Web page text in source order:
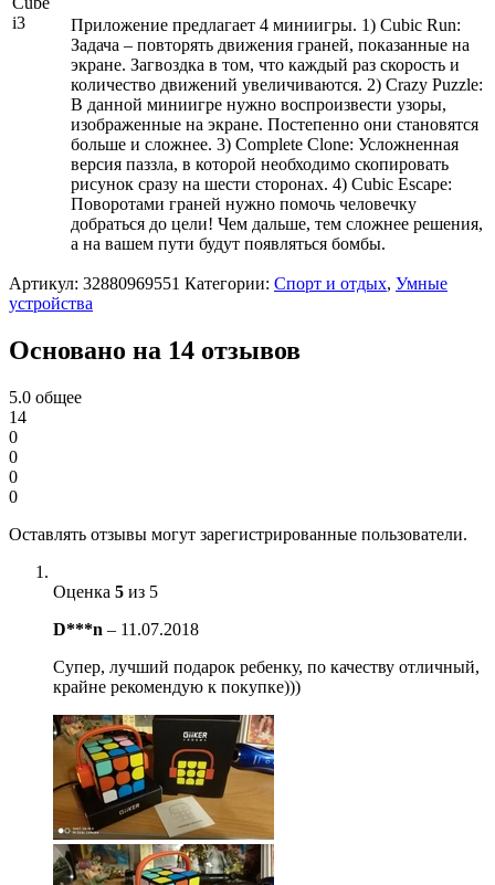
Приложение предлагает 4 миниигры. 1) Cubic Run:
Задача – повторять движения граней, показанные на
экране. Загвоздка в том, что каждый раз скорость и
количество движений увеличиваются. 2) Crazy Puzzle:
В данной миниигре нужно воспроизвести узоры,
изображенные на экране. Постепенно они становятся
больше и сложнее. 3) Complete Clone: Усложненная
версия паззла, в которой необходимо скопировать
рисунок сразу на шести сторонах. 4) Cubic Escape:
Поворотами граней нужно помочь человечку
добраться до цели! Чем дальше, тем сложнее решения,
а на вашем пути будут появляться бомбы.
Артикул: 32880969551 Категории: Спорт и отдых, Умные
устройства
Основано на 14 отзывов
5.0 общее
14
0
0
0
0
Оставлять отзывы могут зарегистрированные пользователи.
Оценка 5 из 5
D***n – 11.07.2018
Супер, лучший подарок ребенку, по качеству отличный,
крайне рекомендую к покупке)))